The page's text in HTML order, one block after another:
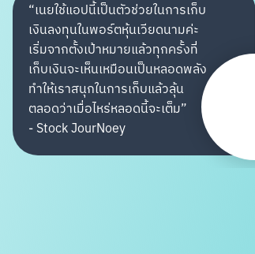
“เนยใช้แอปนี้เป็นตัวช่วยในการเก็บ
เงินลงทุนในพอร์ตหุ้นเวียดนามค่ะ
เริ่มจากตั้งเป้าหมายแล้วทุกครั้งที่
เก็บเงินจะเห็นเหมือนเป็นหลอดพลัง
ทำให้เราสนุกในการเก็บแล้วลุ้น
ตลอดว่าเมื่อไหร่หลอดนี้จะเต็ม”
-Stock JourNoey